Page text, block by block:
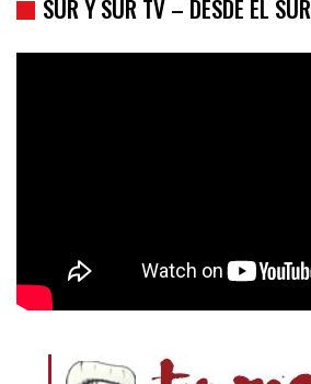
SUR Y SUR TV – DESDE EL SUR